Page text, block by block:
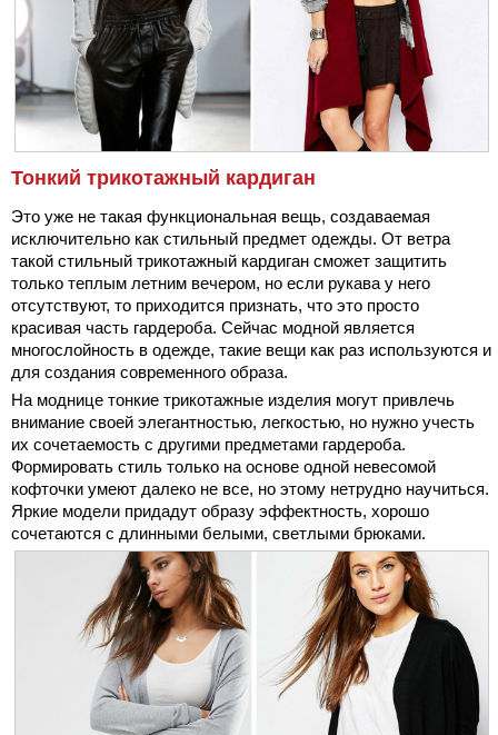
Тонкий трикотажный кардиган
Это уже не такая функциональная вещь, создаваемая
исключительно как стильный предмет одежды. От ветра
такой стильный трикотажный кардиган сможет защитить
только теплым летним вечером, но если рукава у него
отсутствуют, то приходится признать, что это просто
красивая часть гардероба. Сейчас модной является
многослойность в одежде, такие вещи как раз используются и
для создания современного образа.
На моднице тонкие трикотажные изделия могут привлечь
внимание своей элегантностью, легкостью, но нужно учесть
их сочетаемость с другими предметами гардероба.
Формировать стиль только на основе одной невесомой
кофточки умеют далеко не все, но этому нетрудно научиться.
Яркие модели придадут образу эффектность, хорошо
сочетаются с длинными белыми, светлыми брюками.